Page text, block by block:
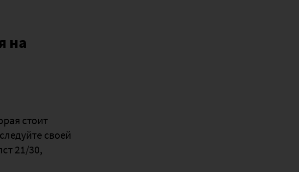
на
стоит
своей
21/30,